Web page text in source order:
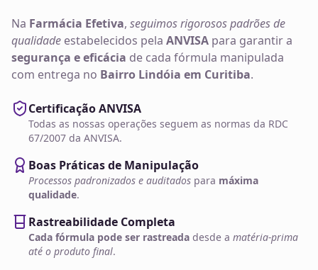
Na Farmácia Efetiva, seguimos rigorosos padrões de
qualidade estabelecidos pela ANVISA para garantir a
segurança e eficácia de cada fórmula manipulada
com entrega no Bairro Lindóia em Curitiba.
Certificação ANVISA
Todas as nossas operações seguem as normas da RDC
67/2007 da ANVISA.
Boas Práticas de Manipulação
Processos padronizados e auditados para máxima
qualidade.
Rastreabilidade Completa
Cada fórmula pode ser rastreada desde a matéria-prima
até o produto final.